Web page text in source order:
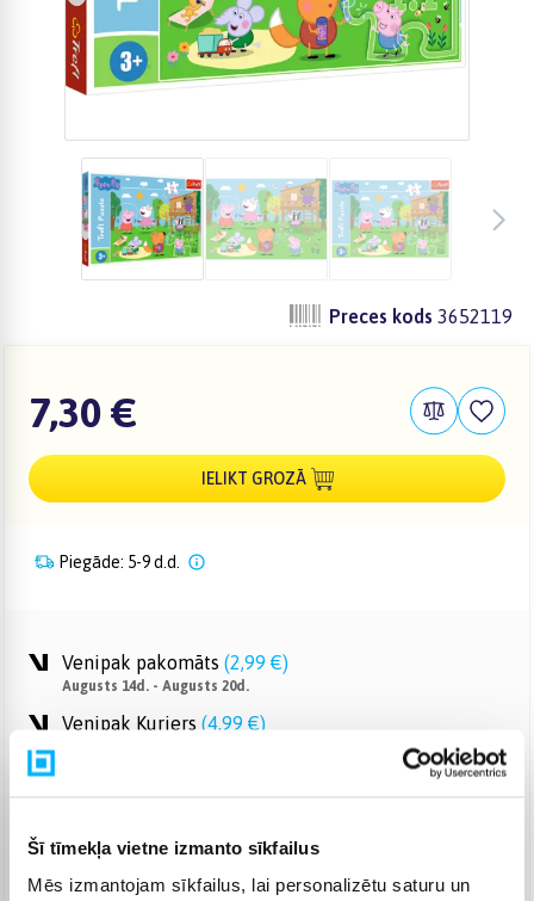
Šī tīmekļa vietne izmanto sīkfailus
Mēs izmantojam sīkfailus, lai personalizētu saturu un
Preces kods 3652119
7,30 €
IELIKT GROZĀ
Piegāde: 5-9 d.d.
Venipak pakomāts (2,99 €)
Augusts 14d. - Augusts 20d.
Venipak Kurjers (4,99 €)
Smartposti pakomāts
Augusts 14d. - Augusts 20d.